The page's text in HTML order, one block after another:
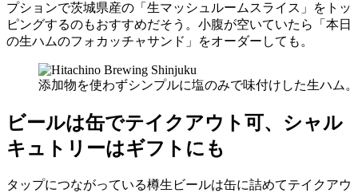
プションで茨城県産の「生マッシュルームスライス」をトッ
ピングするのもおすすめだそう。小腹が空いていたら「本日
の生ハムのフォカッチャサンド」をオーダーしても。
添加物を使わずシンプルに塩のみで味付けした生ハム
ビールは缶でテイクアウト可、シャル
キュトリーはギフトにも
タップにつながっている樽生ビールは缶に詰めてテイクアウ